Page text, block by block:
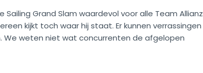
Grand Slam waardevol voor alle Team Allianz
kijkt toch waar hij staat. Er kunnen verrassingen
We weten niet wat concurrenten de afgelopen